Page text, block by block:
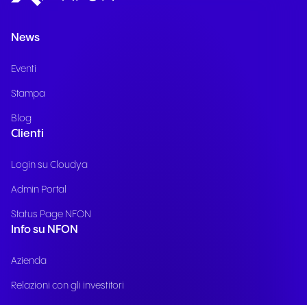
News
Eventi
Stampa
Blog
Clienti
Login su Cloudya
Admin Portal
Status Page NFON
Info su NFON
Azienda
Relazioni con gli investitori